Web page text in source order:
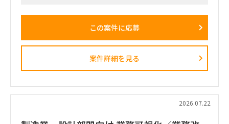
・稟議通過後の実務（POCフェーズ）におけるプロジェクト
・3ヶ月間の検証マイルストーン（ガントチャート等）の設計
・市場調査、ヒアリング対象（パートナー等）の調査・選定・
実行。
デート。
・事業計画、ターゲット層の選定、市場規模の再見直し。
・週1回または隔週1回程度の定例ミーティングへの参加、お
この案件に応募
案件詳細を見る
2026.07.22